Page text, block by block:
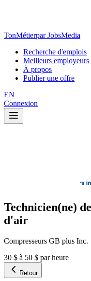
TonMétierpar JobsMedia
Recherche d'emplois
Meilleurs employeurs
À propos
Publier une offre
EN
Connexion
Technicien(ne)
d'air
Compresseurs GB plus Inc.
30 $ à 50 $ par heure
Retour